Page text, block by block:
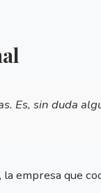
Es, sin duda
empresa que